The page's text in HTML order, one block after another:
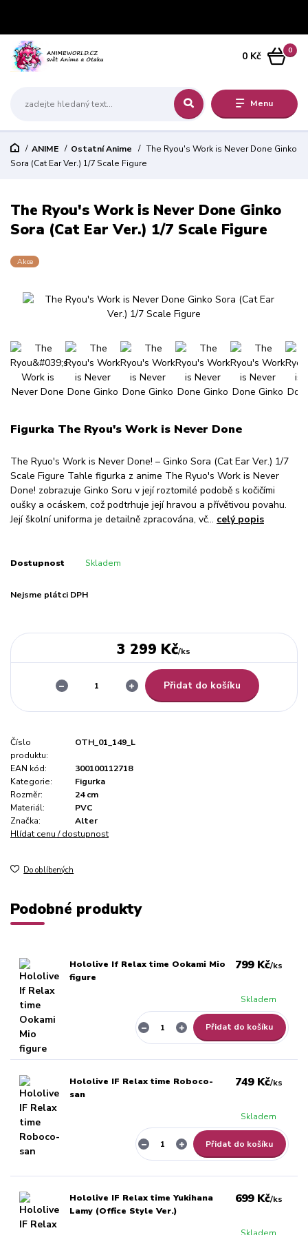
Menu
0
0 Kč
ANIME Ostatní Anime
The Ryou's Work is Never Done Ginko
Sora (Cat Ear Ver.) 1/7 Scale Figure
The Ryou's Work is Never Done Ginko
Sora (Cat Ear Ver.) 1/7 Scale Figure
Akce
Figurka The Ryou's Work is Never Done
The Ryuo's Work is Never Done! – Ginko Sora (Cat Ear Ver.) 1/7
Scale Figure Tahle figurka z anime The Ryuo's Work is Never
Done! zobrazuje Ginko Soru v její roztomilé podobě s kočičími
oušky a ocáskem, což podtrhuje její hravou a přívětivou povahu.
Její školní uniforma je detailně zpracována, vč... celý popis
Dostupnost Skladem
Nejsme plátci DPH
3 299 Kč/ks
Přidat do košíku
Číslo
produktu:
OTH_01_149_L
EAN kód:
300100112718
Kategorie:
Figurka
Rozměr:
24 cm
Materiál:
PVC
Značka:
Alter
Hlídat cenu / dostupnost
Do oblíbených
Podobné produkty
Hololive If Relax time Ookami Mio
figure
799 Kč/ks
Skladem
Přidat do košíku
Hololive IF Relax time Roboco-
san
749 Kč/ks
Skladem
Přidat do košíku
Hololive IF Relax time Yukihana
Lamy (Office Style Ver.)
699 Kč/ks